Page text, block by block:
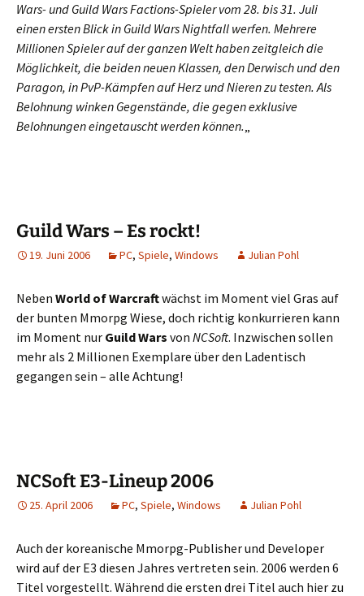
Wars- und Guild Wars Factions-Spieler vom 28. bis 31. Juli
einen ersten Blick in Guild Wars Nightfall werfen. Mehrere
Millionen Spieler auf der ganzen Welt haben zeitgleich die
Möglichkeit, die beiden neuen Klassen, den Derwisch und den
Paragon, in PvP-Kämpfen auf Herz und Nieren zu testen. Als
Belohnung winken Gegenstände, die gegen exklusive
Belohnungen eingetauscht werden können.„
Guild Wars – Es rockt!
19. Juni 2006 PC, Spiele, Windows Julian Pohl
Neben World of Warcraftwächst im Moment viel Gras auf
der bunten Mmorpg Wiese, doch richtig konkurrieren kann
im Moment nur Guild Wars von NCSoft. Inzwischen sollen
mehr als 2 Millionen Exemplare über den Ladentisch
gegangen sein – alle Achtung!
NCSoft E3-Lineup 2006
25. April 2006 PC, Spiele, Windows Julian Pohl
Auch der koreanische Mmorpg-Publisher und Developer
wird auf der E3 diesen Jahres vertreten sein. 2006 werden 6
Titel vorgestellt. Während die ersten drei Titel auch hier zu